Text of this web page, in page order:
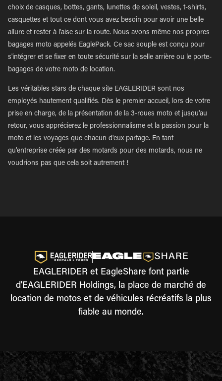
choix de casques, bottes, gants, lunettes de soleil, vestes, t-shirts,
casquettes et tout ce dont vous avez besoin pour avoir une belle
allure et rester à l'aise sur la route. Nous avons même nos propres
bagages moto appelés EaglePack. Ce sac souple est conçu pour
s'intégrer et se fixer en toute sécurité sur la selle arrière ou le porte-
bagages de votre moto de location.
Les véritables stars de chaque site EAGLERIDER sont nos
employés hautement qualifiés. Dès le premier accueil, lors de votre
prise en charge, de la présentation de la 3-roues moto et jusqu'au
retour, vous apprécierez le professionnalisme et la passion pour la
moto et les voyages que chacun d'eux partage. En tant
qu'entreprise créée par des motards pour des motards, nous ne
voudrions pas que cela soit autrement !
EAGLERIDER et EagleShare font partie
d'EAGLERIDER Holdings, la place de marché de
location de motos et de véhicules récréatifs la plus
fiable au monde.